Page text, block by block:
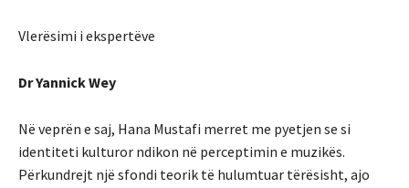
Vlerësimi i ekspertëve
Dr Yannick Wey
Në veprën e saj, Hana Mustafi merret me pyetjen se si
identiteti kulturor ndikon në perceptimin e muzikës.
Përkundrejt një sfondi teorik të hulumtuar tërësisht, ajo